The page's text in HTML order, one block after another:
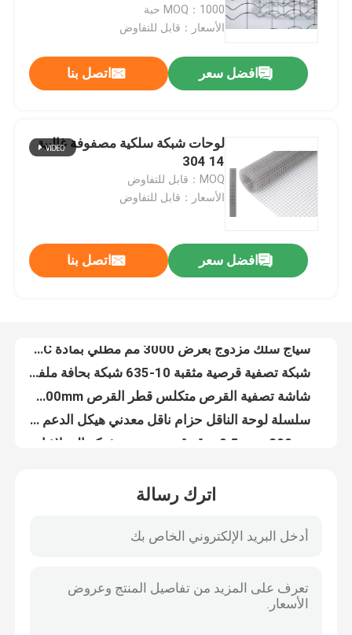
المنزل
حولنا
مراقبة الجودة
اتصل بنا
القضايا
MOQ：1000 حبة
الأسعار：قابل للتفاوض
افضل سعر اتصل بنا
لوحات شبكة سلكية مصفوفة غالبية
14 304
MOQ：قابل للتفاوض
الأسعار：قابل للتفاوض
افضل سعر اتصل بنا
حزام ناقل معدني من الفولاذ الخفيف مقوى بحزام ناقل بسلسلة SS
سلسلة لوحة الناقل حزام ناقل معدني هيكل الدعم الذاتي
0.5um - 200um ورقة قرص تصفية شبكة الفولاذ المقاوم للصدأ 304
الأسلاك الشائكة تويست واحدة من 1.8 مم إلى 3.0 مم قطر السلك
حزام ناقل سلم متعدد الاستخدامات من الفولاذ الكربوني والفولاذ المجلفن
اترك رسالة